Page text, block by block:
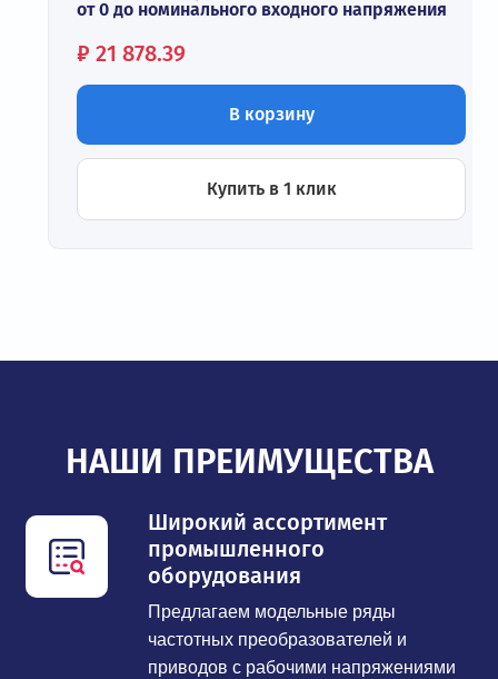
от 0 до номинального входного напряжения
Цена:
₽ 21 878.39
В корзину
Купить в 1 клик
НАШИ ПРЕИМУЩЕСТВА
Широкий ассортимент
промышленного
оборудования
Предлагаем модельные ряды
частотных преобразователей и
приводов с рабочими напряжениями